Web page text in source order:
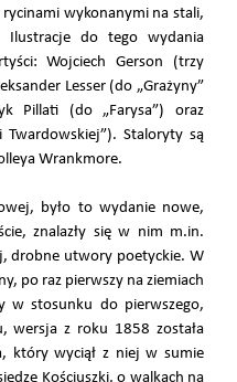
wykonanymi na stali,
do tego wydania
Wojciech Gerson (trzy
Lesser (do „Grażyny”
Pillati (do „Farysa”) oraz
Twardowskiej”). Staloryty są
Wrankmore.
było to wydanie nowe,
znalazły się w nim m.in.
drobne utwory poetyckie. W
po raz pierwszy na ziemiach
w stosunku do pierwszego,
wersja z roku 1858 została
który wyciął z niej w sumie
Kościuszki, o walkach na